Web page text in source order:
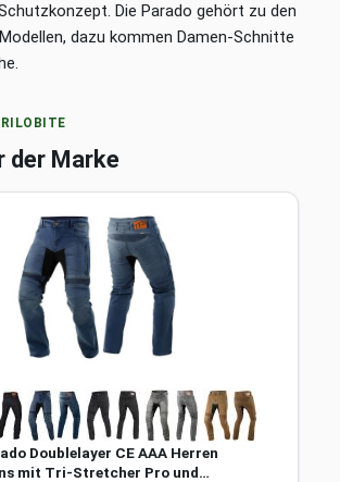
Die Parado gehört zu den
dazu kommen Damen-Schnitte
der Marke
Doublelayer CE AAA Herren
mit Tri-Stretcher Pro und